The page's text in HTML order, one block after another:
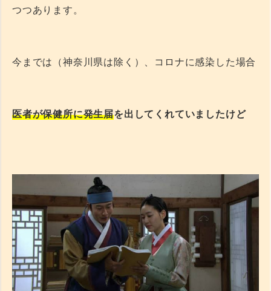
つつあります。
今までは（神奈川県は除く）、コロナに感染した場合
医者が保健所に発生届を出してくれていましたけど